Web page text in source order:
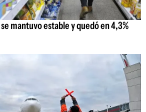
mantuvo estable y quedó en 4,3%